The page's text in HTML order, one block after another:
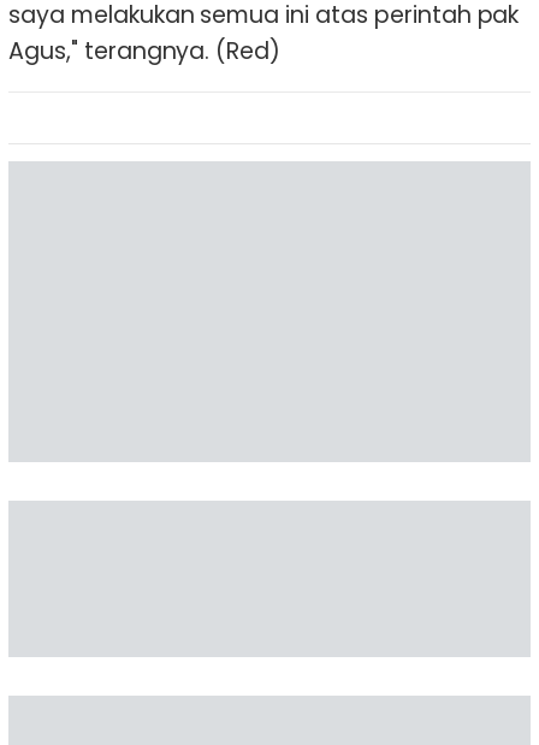
saya melakukan semua ini atas perintah pak
Agus," terangnya. (Red)